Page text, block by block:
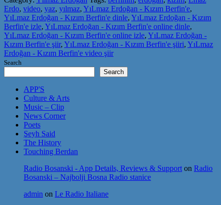
Erdo, video, yaz, yılmaz, YıLmaz Erdoğan - Kızım Berfin'e,
YıLmaz Erdoğan - Kızım Berfin'e dinle, YıLmaz Erdoğan - Kızım
Berfin'e izle, YıLmaz Erdoğan - Kızım Berfin'e online dinle,
YıLmaz Erdoğan - Kızım Berfin'e online izle, YıLmaz Erdoğan -
Kızım Berfin'e şiir, YıLmaz Erdoğan - Kızım Berfin'e şiiri, YıLmaz
Erdoğan - Kızım Berfin'e video şiir
Search
Search
APP'S
Culture & Arts
Music – Clip
News Corner
Poets
Şeyh Said
The History
Touching Berdan
Radio Bosanski - App Details, Reviews & Support on Radio
Bosanski – Najbolji Bosna Radio stanice
admin on Le Radio Italiane